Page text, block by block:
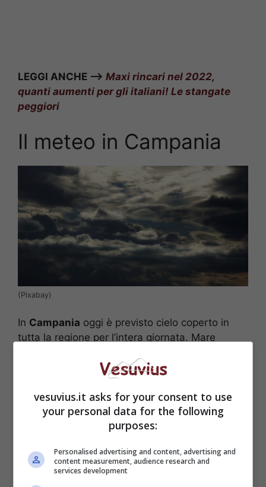
LEGGI ANCHE –> Maxi rincari nel 2022,
quanti aumenti per gli italiani! Le stangate
peggiori
Il meteo in Campania
(Pixabay)
In Campania oggi è previsto cielo coperto in
tutta la regione per l’intera giornata. Mare
CNN: Napoli inserita tra le
migliori mete del 2022
vesuvius.it asks for your consent to use
your personal data for the following
purposes:
Personalised advertising and content, advertising and
content measurement, audience research and
services development